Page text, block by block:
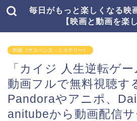
毎日がもっと楽しくなる映
【映画と動画を楽
邦画（サスペンス・ミステリー）
「カイジ 人生逆転ゲ
動画フルで無料視聴す
Pandoraやアニポ、
anitubeから動画配信